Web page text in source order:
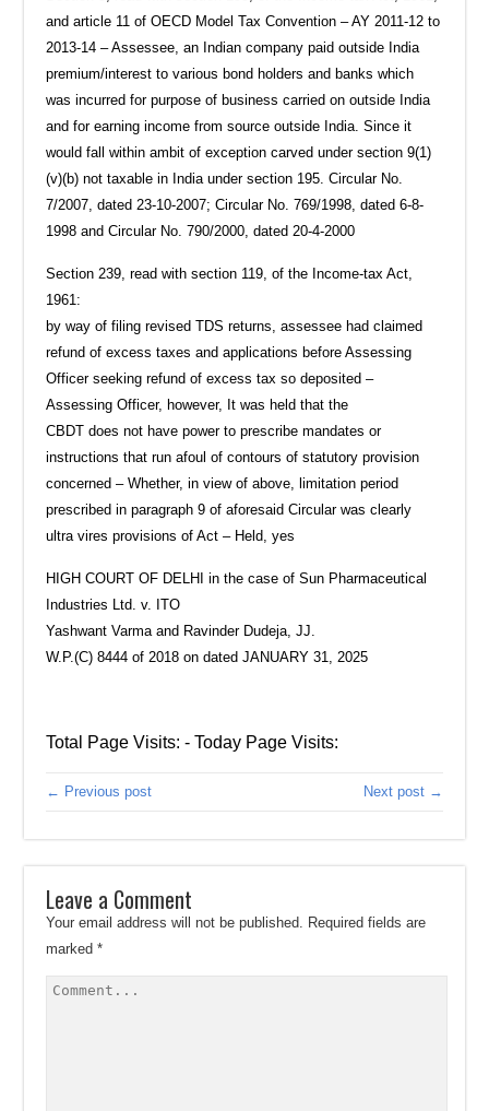
and article 11 of OECD Model Tax Convention – AY 2011-12 to
2013-14 – Assessee, an Indian company paid outside India
premium/interest to various bond holders and banks which
was incurred for purpose of business carried on outside India
and for earning income from source outside India. Since it
would fall within ambit of exception carved under section 9(1)
(v)(b) not taxable in India under section 195. Circular No.
7/2007, dated 23-10-2007; Circular No. 769/1998, dated 6-8-
1998 and Circular No. 790/2000, dated 20-4-2000
Section 239, read with section 119, of the Income-tax Act,
1961:
by way of filing revised TDS returns, assessee had claimed
refund of excess taxes and applications before Assessing
Officer seeking refund of excess tax so deposited –
Assessing Officer, however, It was held that the
CBDT does not have power to prescribe mandates or
instructions that run afoul of contours of statutory provision
concerned – Whether, in view of above, limitation period
prescribed in paragraph 9 of aforesaid Circular was clearly
ultra vires provisions of Act – Held, yes
HIGH COURT OF DELHI in the case of Sun Pharmaceutical
Industries Ltd. v. ITO
Yashwant Varma and Ravinder Dudeja, JJ.
W.P.(C) 8444 of 2018 on dated JANUARY 31, 2025
Total Page Visits: - Today Page Visits:
← Previous post Next post →
Leave a Comment
Your email address will not be published. Required fields are
marked*